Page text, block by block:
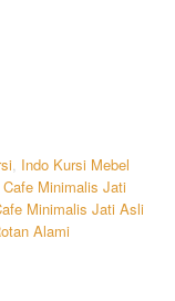
Indo Kursi Mebel
Minimalis Jati
Minimalis Jati Asli
Alami